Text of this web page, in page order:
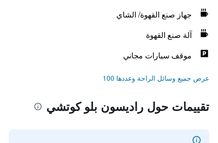
جهاز صنع القهوة/ الشاي
آلة صنع القهوة
موقف سيارات مجاني
عرض جميع وسائل الراحة وعددها 100
تقييمات حول راديسون بلو كوتشي